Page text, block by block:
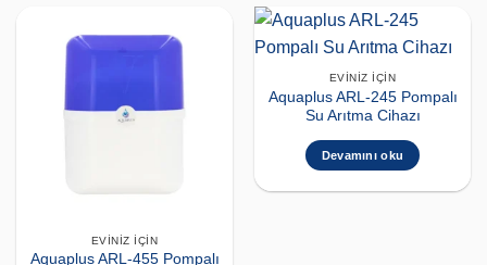
EVINIZ İÇIN
Aquaplus ARL-455 Pompalı
EVINIZ İÇIN
Aquaplus ARL-245 Pompalı
Su Arıtma Cihazı
Devamını oku